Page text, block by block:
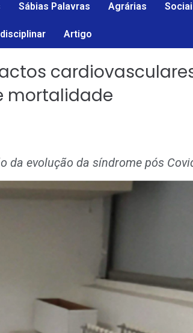
Sábias Palavras Agrárias
Artigo
mortalidade
da evolução da síndrome pós